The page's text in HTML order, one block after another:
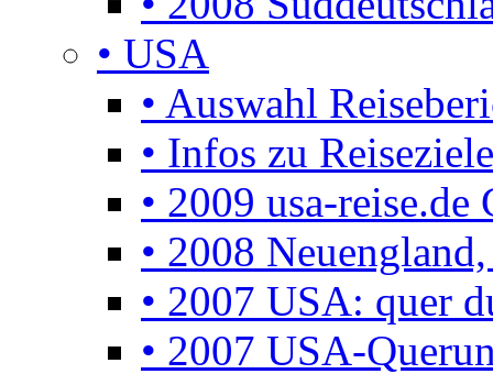
• USA
• Auswahl
• Infos zu
• 2009 usa-reise.de
• 2008
• 2007 USA: quer
• 2007 USA-